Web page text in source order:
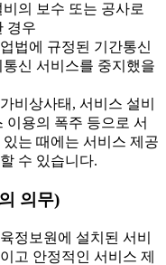
의 보수 또는 공사로
경우
법에 규정된 기간통신
신 서비스를 중지했을
비상사태, 서비스 설비
이용의 폭주 등으로 서
는 때에는 서비스 제공
수 있습니다.
의무)
정보원에 설치된 서비
고 안정적인 서비스 제